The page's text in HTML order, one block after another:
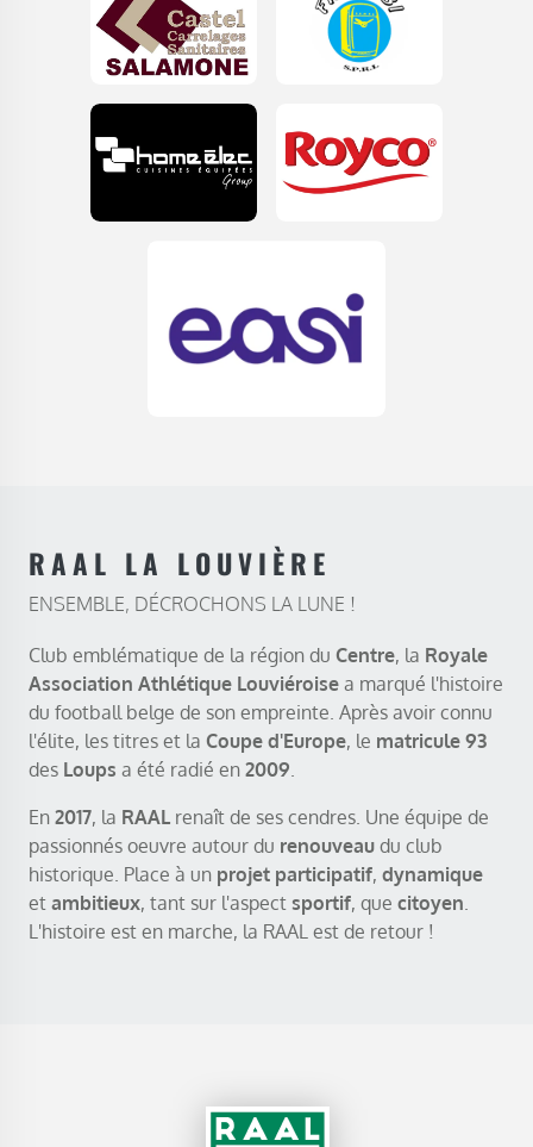
RAAL LA LOUVIÈRE
ENSEMBLE, DÉCROCHONS LA LUNE !
Club emblématique de la région du Centre, la Royale
Association Athlétique Louviéroisea marqué l'histoire
du football belge de son empreinte. Après avoir connu
l'élite, les titres et la Coupe d'Europe, le matricule 93
des Loups a été radié en 2009
En 2017, la RAALrenaît de ses cendres. Une équipe de
passionnés oeuvre autour du renouveaudu club
historique. Place à un projet participatif, dynamique
et ambitieux, tant sur l'aspect sportif, que citoyen
L'histoire est en marche, la RAAL est de retour !